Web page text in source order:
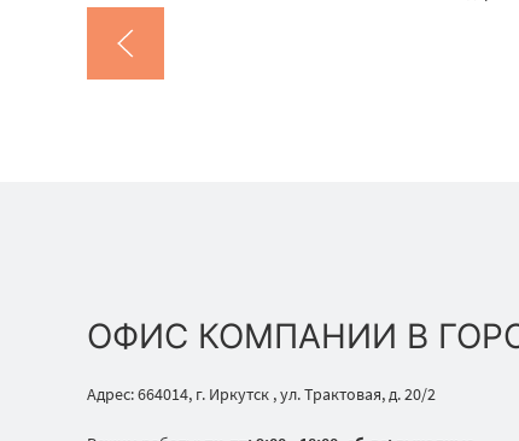
ОФИС КОМПАНИИ В
Адрес: 664014, г. Иркутск , ул. Трактовая, д. 20/2